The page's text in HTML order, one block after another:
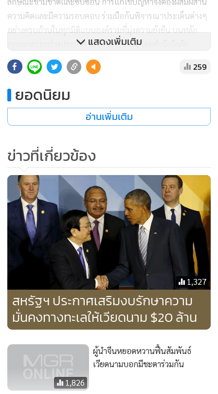
ความคิดและมีความรอบคอบ ร่วมมือกันพิจารณาประเด็นต่างๆ
อย่างครบถ้วนในทุกมิติแบบองค์รวมที่มุ่งความยั่งยืน บนหลัก
กฎหมายระหว่างประเทศ และหลักสันติวิธี โดยคำนึงถึงภัย
คุกคามที่พัฒนาการมากับเทคโนโลยี ทั้งนี้ การกำหนดนโยบาย
และยุทธศาสตร์ จำเป็นต้องอ่อนตัวเพียงพอต่อการเปลี่ยนแปลง
ในยุคต่อไป และย้ำว่ากลาโหมไทยตระหนักถึงความสำคัญของ
การเสริมสร้างความสัมพันธ์และการริเริ่มความร่วมมือใหม่ในทุก
มิติ ภายใต้กลไกกลาโหมอาเซียนและกลาโหมประเทศคู่เจรจา
เพื่อประสิทธิภาพของพัฒนาการการทำงานความมั่นคงร่วมกัน
มหกรรมสวนสนามทางเรือนานาชาติในโอกาสครบรอบ 50 ปี
การก่อตั้งอาเซียน ที่ประเทศไทยเป็นเจ้าภาพจัดขึ้นในเดือน พ.ย.
60 ณ เมืองพัทยา หลังจากนั้นที่ประชุมได้ร่วมพิธีส่งมอบหน้าที่
การเป็นประธานการประชุม รมว.กลาโหมอาเซียนในปี 2561
จากกลาโหมฟิลิปปินส์ให้แก่กลาโหมสิงคโปร์
พล.ท.คงชีพกล่าวอีกว่า การประชุม รมว.กลาโหมอาเซียน และ
การประชุม รมว.กลาโหมอาเซียน กับ รมว.กลาโหมประเทศคู่
เจรจา ถือเป็นกลไกสูงสุดและสำคัญยิ่งด้านความมั่นคงของ
ภูมิภาคที่จะร่วมกันสร้างความเชื่อมั่นและความไว้เนื้อเชื่อใจซึ่ง
กันและกัน บนบทบาทและจุดยืนที่จะขับเคลื่อนความร่วมมือ
ด้านความมั่นคงร่วมกันในภูมิภาค
แสดงเพิ่มเติม
259
ยอดนิยม
อ่านเพิ่มเติม
ข่าวที่เกี่ยวข้อง
1,327
สหรัฐฯ ประกาศเสริมงบรักษาความ
มั่นคงทางทะเลให้เวียดนาม $20 ล้าน
1,826
ผู้นำจีนหยอดหวานฟื้นสัมพันธ์
เวียดนามบอกมีชะตาร่วมกัน